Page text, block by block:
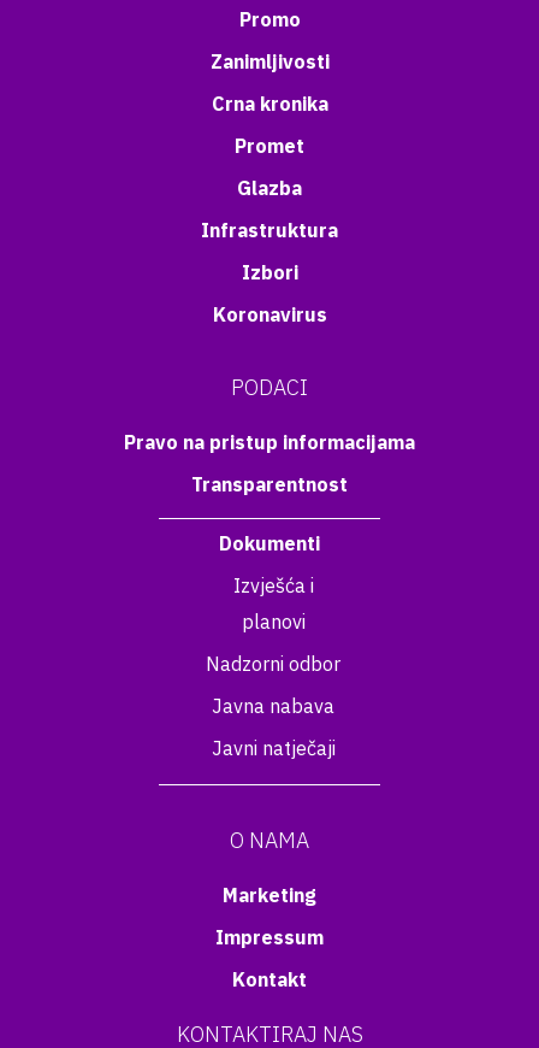
Promo
Zanimljivosti
Crna kronika
Promet
Glazba
Infrastruktura
Izbori
Koronavirus
PODACI
Pravo na pristup informacijama
Transparentnost
Dokumenti
Izvješća i
planovi
Nadzorni odbor
Javna nabava
Javni natječaji
O NAMA
Marketing
Impressum
Kontakt
KONTAKTIRAJ NAS